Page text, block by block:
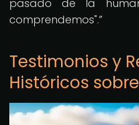
pasado de la
comprendemos".
Testimonios y
Históricos